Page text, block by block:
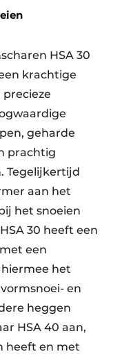
HSA 30
krachtige
geharde
prachtig
Tegelijkertijd
aan het
het snoeien
30 heeft een
een
het
en
heggen
HSA 40 aan,
heeft en met